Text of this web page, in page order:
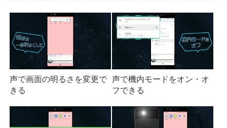
声で画面の明るさを変更で
きる
声で機内モードをオン・オ
フできる